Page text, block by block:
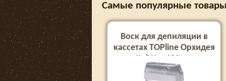
Самые популярные
Воск для депиляции в
кассетах TOPline Орхидея
ItalWax 100 мл